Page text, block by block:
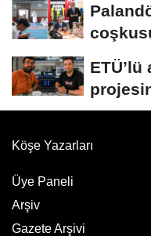
Köşe Yazarları
Üye Paneli
Arşiv
Gazete Arşivi